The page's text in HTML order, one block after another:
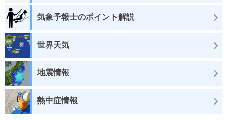
気象予報士のポイント解説
世界天気
地震情報
熱中症情報